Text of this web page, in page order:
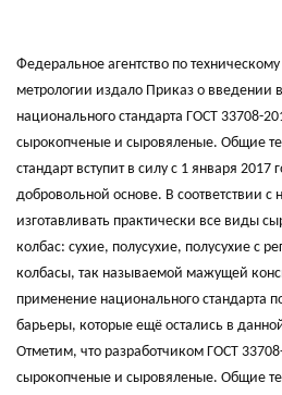
Федеральное агентство по
метрологии издало Приказ о введении
национального стандарта ГОСТ 33708-
сырокопченые и сыровяленые. Общие
стандарт вступит в силу с 1 января 2017
добровольной основе. В соответствии
изготавливать практически все виды
колбас: сухие, полусухие, полусухие с
колбасы, так называемой мажущей
применение национального стандарта
барьеры, которые ещё остались в
Отметим, что разработчиком ГОСТ
сырокопченые и сыровяленые. Общие